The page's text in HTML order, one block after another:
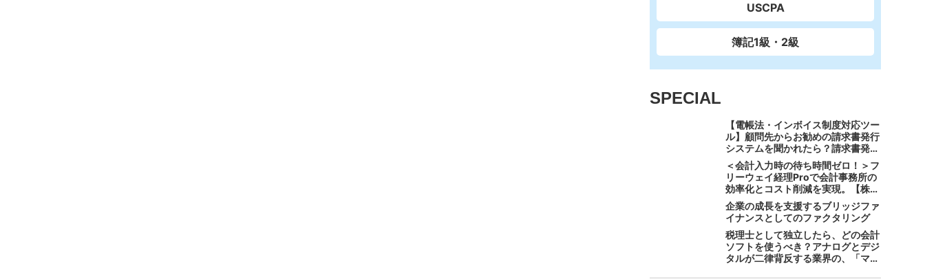
USCPA
簿記1級・2級
SPECIAL
【電帳法・インボイス制度対応ツー
ル】顧問先からお勧めの請求書発行
システムを聞かれたら？請求書発行
から入金消込・仕訳+資金調達を1
つのシステムで完結する 「請求
QUICK」の魅力に迫る
＜会計入力時の待ち時間ゼロ！＞フ
リーウェイ経理Proで会計事務所の
効率化とコスト削減を実現。【株式
会社フリーウェイジャパン×辻・本
郷税理士法人（経理宅配便事業
部）】
企業の成長を支援するブリッジファ
イナンスとしてのファクタリング
税理士として独立したら、どの会計
ソフトを使うべき？アナログとデジ
タルが二律背反する業界の、「マネ